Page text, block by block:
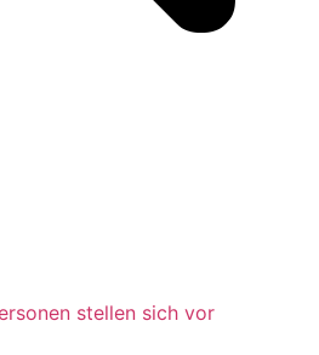
stellen sich vor